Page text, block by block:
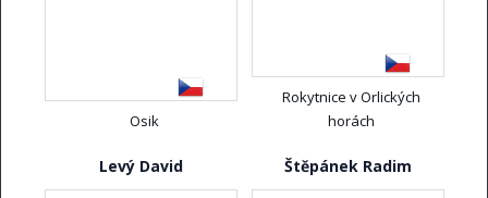
Osik
Rokytnice v Orlických
horách
Levý David Štěpánek Radim